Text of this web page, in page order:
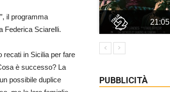
”, il programma
Federica Sciarelli.
recati in Sicilia per fare
è successo? La
possibile duplice
21:05
PUBBLICITÀ